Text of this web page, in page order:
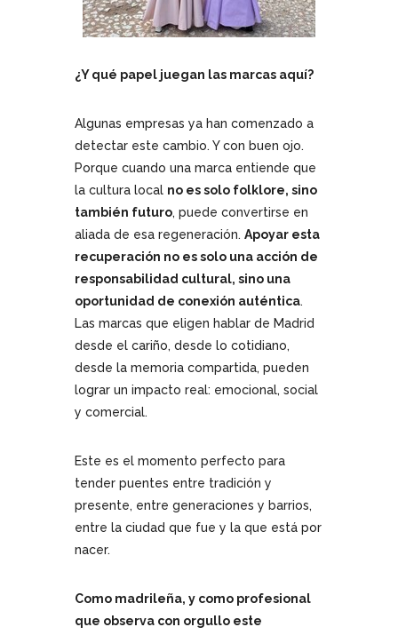
¿Y qué papel juegan las marcas aquí?
Algunas empresas ya han comenzado a
detectar este cambio. Y con buen ojo.
Porque cuando una marca entiende que
la cultura local no es solo folklore, sino
también futuro, puede convertirse en
aliada de esa regeneración. Apoyar esta
recuperación no es solo una acción de
responsabilidad cultural, sino una
oportunidad de conexión auténtica.
Las marcas que eligen hablar de Madrid
desde el cariño, desde lo cotidiano,
desde la memoria compartida, pueden
lograr un impacto real: emocional, social
y comercial.
Este es el momento perfecto para
tender puentes entre tradición y
presente, entre generaciones y barrios,
entre la ciudad que fue y la que está por
nacer.
Como madrileña, y como profesional
que observa con orgullo este